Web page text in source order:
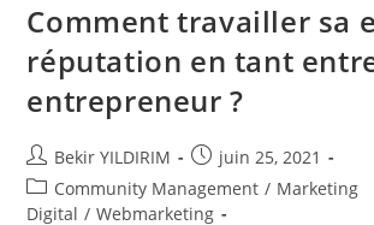
Comment travailler sa
réputation en tant
entrepreneur ?
Auteur/autrice
de
la
Bekir YILDIRIM
Publication
publiée :
juin 25, 2021
Post
category:
Community Management / Marketing
Digital / Webmarketing